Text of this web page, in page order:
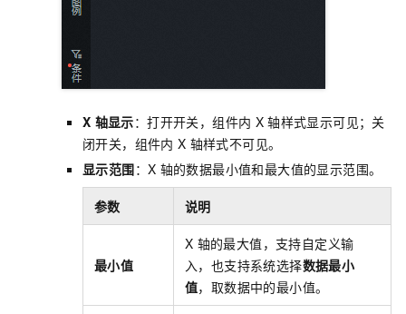
X 轴显示：打开开关，组件内 X 轴样式显示可见；关
闭开关，组件内 X 轴样式不可见。
显示范围：X 轴的数据最小值和最大值的显示范围。
参数 说明
最小值
X 轴的最大值，支持自定义输
入，也支持系统选择数据最小
值，取数据中的最小值。